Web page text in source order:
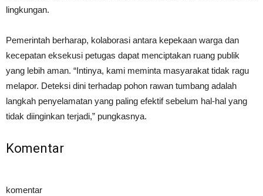
lingkungan.
Pemerintah berharap, kolaborasi antara kepekaan warga dan
kecepatan eksekusi petugas dapat menciptakan ruang publik
yang lebih aman. “Intinya, kami meminta masyarakat tidak ragu
melapor. Deteksi dini terhadap pohon rawan tumbang adalah
langkah penyelamatan yang paling efektif sebelum hal-hal yang
tidak diinginkan terjadi,” pungkasnya.
Komentar
komentar